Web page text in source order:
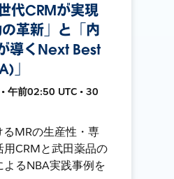
代CRMが実現
革新」と「内
導くNext Best
」
午前02:50 UTC • 30
MRの生産性・専
CRMと武田薬品の
るNBA実践事例を